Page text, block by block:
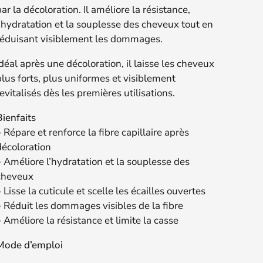
la décoloration. Il améliore la résistance,
et la souplesse des cheveux tout en
visiblement les dommages.
après une décoloration, il laisse les cheveux
forts, plus uniformes et visiblement
dès les premières utilisations.
Répare et renforce la fibre capillaire après
Améliore l’hydratation et la souplesse des
Lisse la cuticule et scelle les écailles ouvertes
Réduit les dommages visibles de la fibre
Améliore la résistance et limite la casse
d’emploi